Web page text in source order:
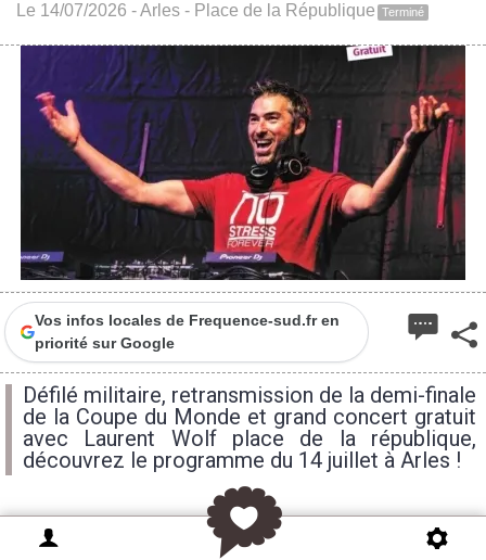
Le 14/07/2026 -Arles - Place de la République Terminé
Vos infos locales de Frequence-sud.fr en
priorité sur Google
Défilé militaire, retransmission de la demi-finale
de la Coupe du Monde et grand concert gratuit
avec Laurent Wolf place de la république,
découvrez le programme du 14 juillet à Arles !
À l’occasion de la Fête Nationale, la Ville d’Arles